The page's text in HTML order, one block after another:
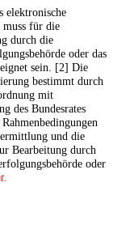
elektronische
für die
durch die
oder das
sein. [2] Die
bestimmt durch
mit
des Bundesrates
und die
Bearbeitung durch
oder